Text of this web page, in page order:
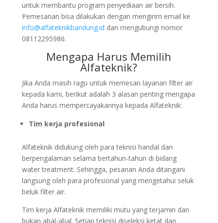
untuk membantu program penyediaan air bersih.
Pemesanan bisa dilakukan dengan mengirim email ke
info@alfateknikbandung.id dan mengubungi nomor
08112295986.
Mengapa Harus Memilih
Alfateknik?
Jika Anda masih ragu untuk memesan layanan filter air
kepada kami, berikut adalah 3 alasan penting mengapa
Anda harus mempercayakannya kepada Alfateknik:
Tim kerja profesional
Alfateknik didukung oleh para teknisi handal dan
berpengalaman selama bertahun-tahun di bidang
water treatment. Sehingga, pesanan Anda ditangani
langsung oleh para profesional yang mengetahui seluk
beluk filter air.
Tim kerja Alfateknik memiliki mutu yang terjamin dan
bukan abal-abal. Setiap teknisi diseleksi ketat dan